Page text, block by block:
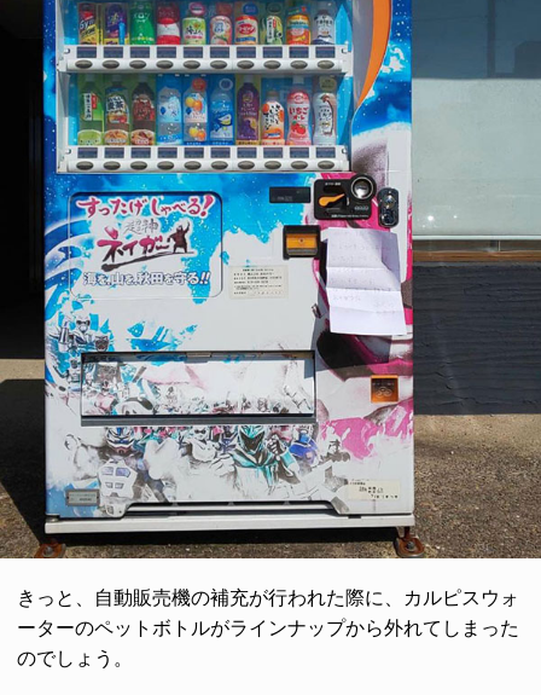
きっと、自動販売機の補充が行われた際に、カルピスウォ
ーターのペットボトルがラインナップから外れてしまった
のでしょう。